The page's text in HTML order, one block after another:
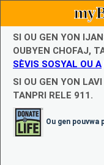
SI OU GEN YON
OUBYEN CHOFAJ,
SÈVIS SOSYAL OU A
SI OU GEN YON
TANPRI RELE 911.
Ou gen pouvwa